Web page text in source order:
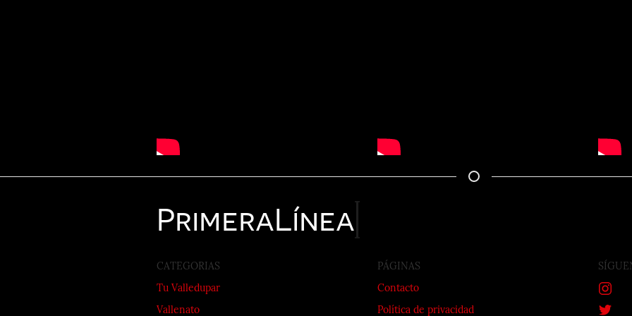
PrimeraLínea
CATEGORIAS
Tu Valledupar
Vallenato
PÁGINAS
Contacto
Política de privacidad